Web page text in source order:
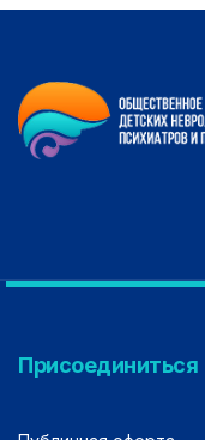
Присоединиться